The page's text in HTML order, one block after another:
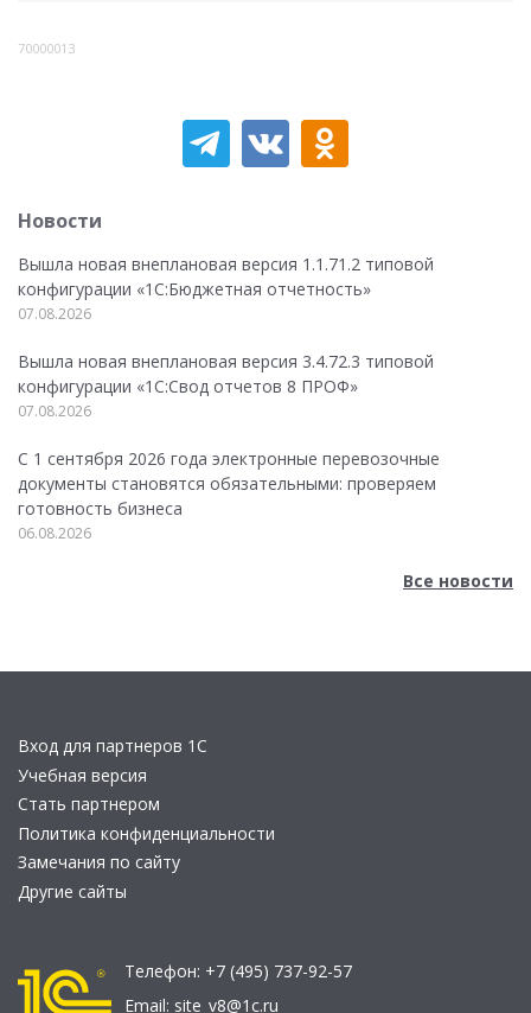
70000013
Новости
Вышла новая внеплановая версия 1.1.71.2 типовой
конфигурации «1C:Бюджетная отчетность»
07.08.2026
Вышла новая внеплановая версия 3.4.72.3 типовой
конфигурации «1C:Свод отчетов 8 ПРОФ»
07.08.2026
С 1 сентября 2026 года электронные перевозочные
документы становятся обязательными: проверяем
готовность бизнеса
06.08.2026
Все новости
Вход для партнеров 1С
Учебная версия
Стать партнером
Политика конфиденциальности
Замечания по сайту
Другие сайты
Телефон: +7 (495) 737-92-57
Email: site_v8@1c.ru